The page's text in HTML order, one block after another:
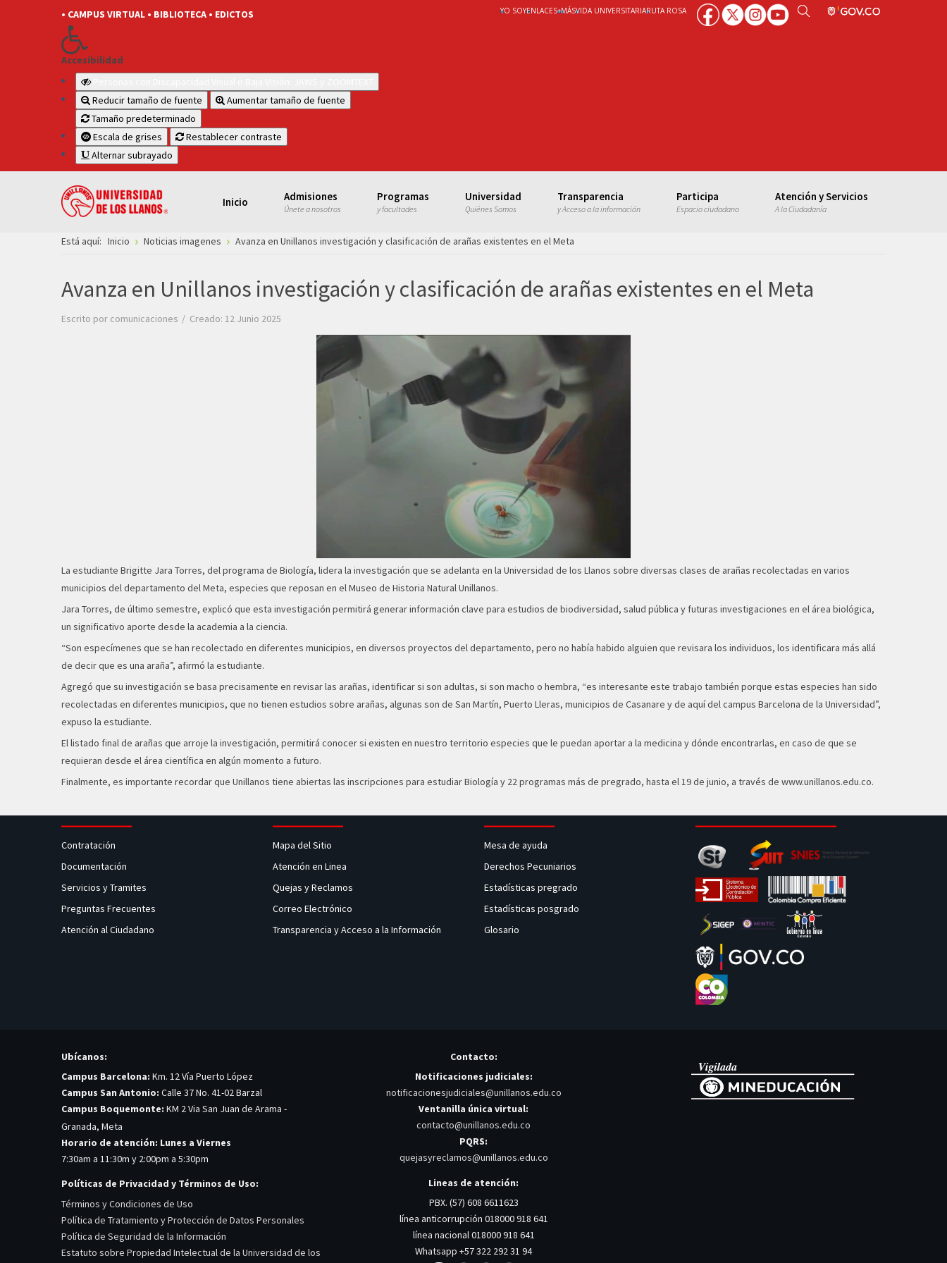
• CAMPUS VIRTUAL • BIBLIOTECA • EDICTOS
Accesibilidad
Reducir tamaño de fuente
Aumentar tamaño de fuente
Tamaño predeterminado
Escala de grises
Restablecer contraste
Alternar subrayado
YO SOYENLACES+MÁSVIDA UNIVERSITARIARUTA ROSA
Inicio Admisiones
Únete a nosotros
Programas
y facultades
Universidad
Quiénes Somos
Transparencia
y Acceso a la información
Participa
Espacio ciudadano
Atención y Servicios
A la Ciudadanía
Está aquí: Inicio Noticias imagenes Avanza en Unillanos investigación y clasificación de arañas existentes en el Meta
Avanza en Unillanos investigación y clasificación de arañas existentes en el Meta
Escrito por comunicaciones Creado: 12 Junio 2025
La estudiante Brigitte Jara Torres, del programa de Biología, lidera la investigación que se adelanta en la Universidad de los Llanos sobre diversas clases de arañas recolectadas en varios
municipios del departamento del Meta, especies que reposan en el Museo de Historia Natural Unillanos.
Jara Torres, de último semestre, explicó que esta investigación permitirá generar información clave para estudios de biodiversidad, salud pública y futuras investigaciones en el área biológica,
un significativo aporte desde la academia a la ciencia.
“Son especímenes que se han recolectado en diferentes municipios, en diversos proyectos del departamento, pero no había habido alguien que revisara los individuos, los identificara más allá
de decir que es una araña”, afirmó la estudiante.
Agregó que su investigación se basa precisamente en revisar las arañas, identificar si son adultas, si son macho o hembra, “es interesante este trabajo también porque estas especies han sido
recolectadas en diferentes municipios, que no tienen estudios sobre arañas, algunas son de San Martín, Puerto Lleras, municipios de Casanare y de aquí del campus Barcelona de la Universidad”,
expuso la estudiante.
El listado final de arañas que arroje la investigación, permitirá conocer si existen en nuestro territorio especies que le puedan aportar a la medicina y dónde encontrarlas, en caso de que se
requieran desde el área científica en algún momento a futuro.
Finalmente, es importante recordar que Unillanos tiene abiertas las inscripciones para estudiar Biología y 22 programas más de pregrado, hasta el 19 de junio, a través de www.unillanos.edu.co.
Contratación
Documentación
Servicios y Tramites
Preguntas Frecuentes
Atención al Ciudadano
Mapa del Sitio
Atención en Linea
Quejas y Reclamos
Correo Electrónico
Transparencia y Acceso a la Información
Mesa de ayuda
Derechos Pecuniarios
Estadísticas pregrado
Estadísticas posgrado
Glosario
Ubícanos:
Campus Barcelona: Km. 12 Vía Puerto López
Campus San Antonio: Calle 37 No. 41-02 Barzal
Campus Boquemonte: KM 2 Via San Juan de Arama -
Granada, Meta
Horario de atención: Lunes a Viernes
7:30am a 11:30m y 2:00pm a 5:30pm
Políticas de Privacidad y Términos de Uso:
Términos y Condiciones de Uso
Política de Tratamiento y Protección de Datos Personales
Política de Seguridad de la Información
Estatuto sobre Propiedad Intelectual de la Universidad de los
Contacto:
Notificaciones judiciales:
notificacionesjudiciales@unillanos.edu.co
Ventanilla única virtual:
contacto@unillanos.edu.co
PQRS:
quejasyreclamos@unillanos.edu.co
Lineas de atención:
PBX. (57) 608 6611623
línea anticorrupción 018000 918 641
línea nacional 018000 918 641
Whatsapp +57 322 292 31 94